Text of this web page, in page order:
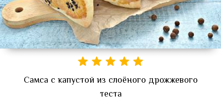
Самса с капустой из слоёного дрожжевого
теста